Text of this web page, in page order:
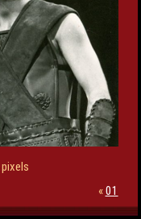
pixels
«01